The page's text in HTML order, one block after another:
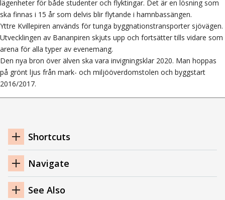
lägenheter för både studenter och flyktingar. Det är en lösning som
ska finnas i 15 år som delvis blir flytande i hamnbassängen.
Yttre Kvillepiren används för tunga byggnationstransporter sjövägen.
Utvecklingen av Bananpiren skjuts upp och fortsätter tills vidare som
arena för alla typer av evenemang.
Den nya bron över älven ska vara invigningsklar 2020. Man hoppas
på grönt ljus från mark- och miljööverdomstolen och byggstart
2016/2017.
Footer
Navigation
Shortcuts
Navigate
See Also